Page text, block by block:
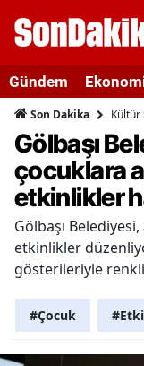
Gündem
Son Dakika Kültür
Gölbaşı
çocuklara
etkinlikler
Gölbaşı
etkinlikler
gösterileriyle
#Çocuk